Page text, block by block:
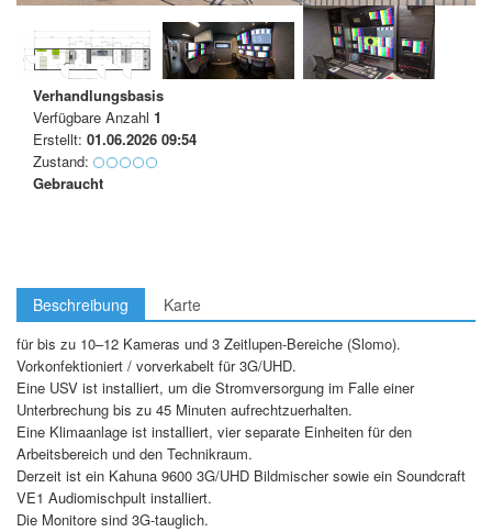
Verhandlungsbasis
Verfügbare Anzahl 1
Erstellt: 01.06.2026 09:54
Zustand:
Gebraucht
Beschreibung Karte
für bis zu 10–12 Kameras und 3 Zeitlupen-Bereiche (Slomo).
Vorkonfektioniert / vorverkabelt für 3G/UHD.
Eine USV ist installiert, um die Stromversorgung im Falle einer
Unterbrechung bis zu 45 Minuten aufrechtzuerhalten.
Eine Klimaanlage ist installiert, vier separate Einheiten für den
Arbeitsbereich und den Technikraum.
Derzeit ist ein Kahuna 9600 3G/UHD Bildmischer sowie ein Soundcraft
VE1 Audiomischpult installiert.
Die Monitore sind 3G-tauglich.